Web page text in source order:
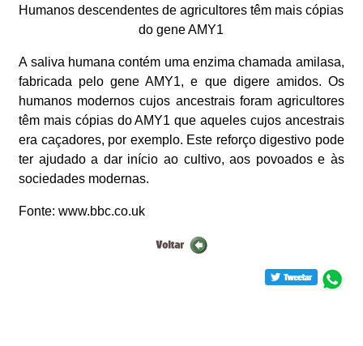
Humanos descendentes de agricultores têm mais cópias
do gene AMY1
A saliva humana contém uma enzima chamada amilasa,
fabricada pelo gene AMY1, e que digere amidos. Os
humanos modernos cujos ancestrais foram agricultores
têm mais cópias do AMY1 que aqueles cujos ancestrais
era caçadores, por exemplo. Este reforço digestivo pode
ter ajudado a dar início ao cultivo, aos povoados e às
sociedades modernas.
Fonte: www.bbc.co.uk